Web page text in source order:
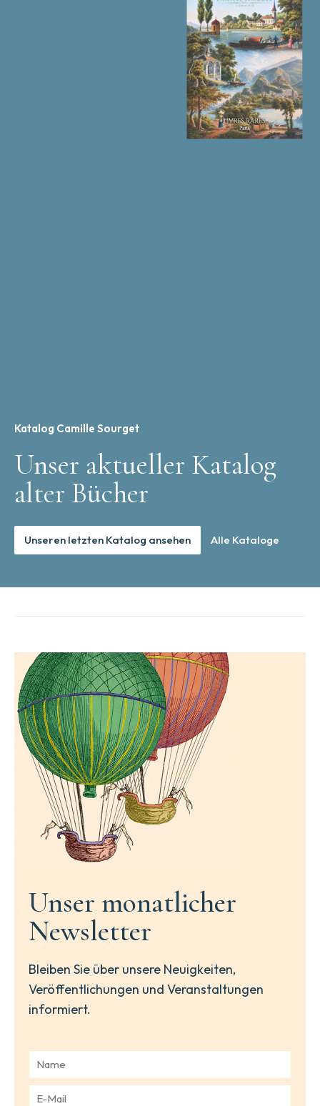
Katalog Camille Sourget
Unser aktueller Katalog
alter Bücher
Unseren letzten Katalog ansehen Alle Kataloge
Unser monatlicher
Newsletter
Bleiben Sie über unsere Neuigkeiten,
Veröffentlichungen und Veranstaltungen
informiert.
m